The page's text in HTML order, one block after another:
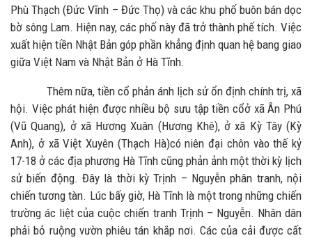
Phù Thạch (Đức Vĩnh – Đức Thọ) và các khu phố buôn bán dọc
bờ sông Lam. Hiện nay, các phố này đã trở thành phế tích. Việc
xuất hiện tiền Nhật Bản góp phần khẳng định quan hệ bang giao
giữa Việt Nam và Nhật Bản ở Hà Tĩnh.
Thêm nữa, tiền cổ phản ánh lịch sử ổn định chính trị, xã
hội. Việc phát hiện được nhiều bộ sưu tập tiền cổở xã Ân Phú
(Vũ Quang), ở xã Hương Xuân (Hương Khê), ở xã Kỳ Tây (Kỳ
Anh), ở xã Việt Xuyên (Thạch Hà)có niên đại chôn vào thế kỷ
17-18 ở các địa phương Hà Tĩnh cũng phản ảnh một thời kỳ lịch
sử biến động. Đây là thời kỳ Trịnh – Nguyễn phân tranh, nội
chiến tương tàn. Lúc bấy giờ, Hà Tĩnh là một trong những chiến
trường ác liệt của cuộc chiến tranh Trịnh – Nguyễn. Nhân dân
phải bỏ ruộng vườn phiêu tán khắp nơi. Các của cải được cất